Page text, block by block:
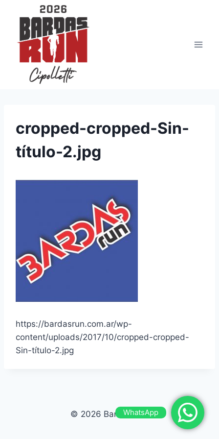
contenido
cropped-cropped-Sin-
título-2.jpg
https://bardasrun.com.ar/wp-
content/uploads/2017/10/cropped-cropped-
Sin-título-2.jpg
© 2026 Bardas Run
WhatsApp